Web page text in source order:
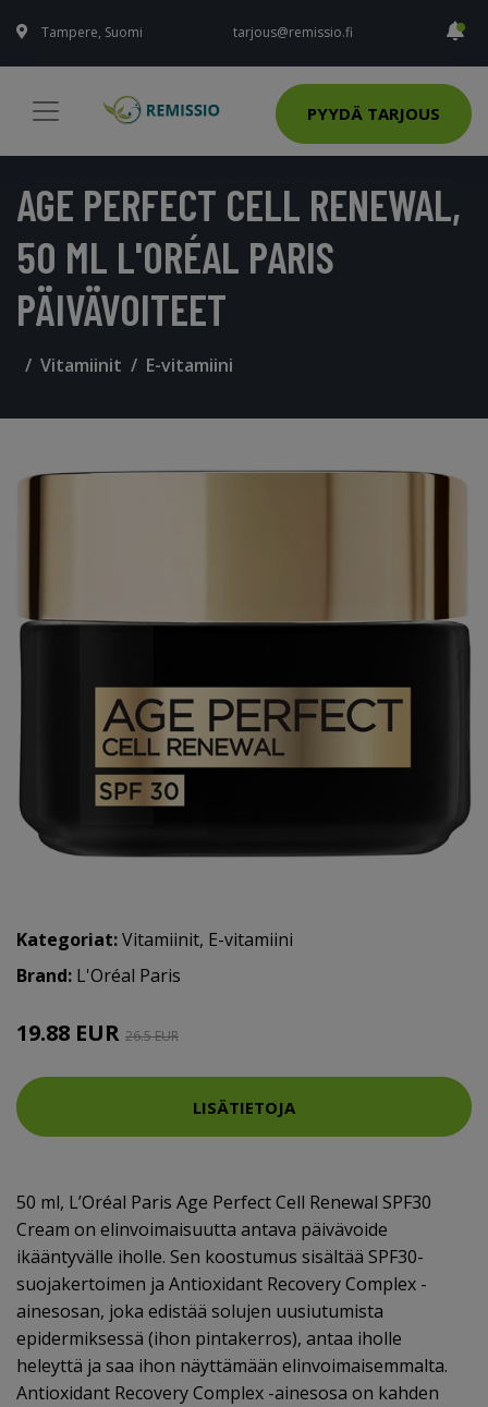
Tampere, Suomi tarjous@remissio.fi
PYYDÄ TARJOUS
AGE PERFECT CELL RENEWAL,
50 ML L'ORÉAL PARIS
PÄIVÄVOITEET
Vitamiinit E-vitamiini
Kategoriat:Vitamiinit, E-vitamiini
Brand: L'Oréal Paris
19.88 EUR 26.5 EUR
LISÄTIETOJA
50 ml, L’Oréal Paris Age Perfect Cell Renewal SPF30
Cream on elinvoimaisuutta antava päivävoide
ikääntyvälle iholle. Sen koostumus sisältää SPF30-
suojakertoimen ja Antioxidant Recovery Complex -
ainesosan, joka edistää solujen uusiutumista
epidermiksessä (ihon pintakerros), antaa iholle
heleyttä ja saa ihon näyttämään elinvoimaisemmalta.
Antioxidant Recovery Complex -ainesosa on kahden